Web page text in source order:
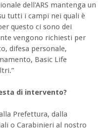
dell'ARS mantenga un
tutti i campi nei quali è
questo ci sono dei
vengono richiesti per
difesa personale,
Basic Life
di intervento?
Prefettura, dalla
o Carabinieri al nostro